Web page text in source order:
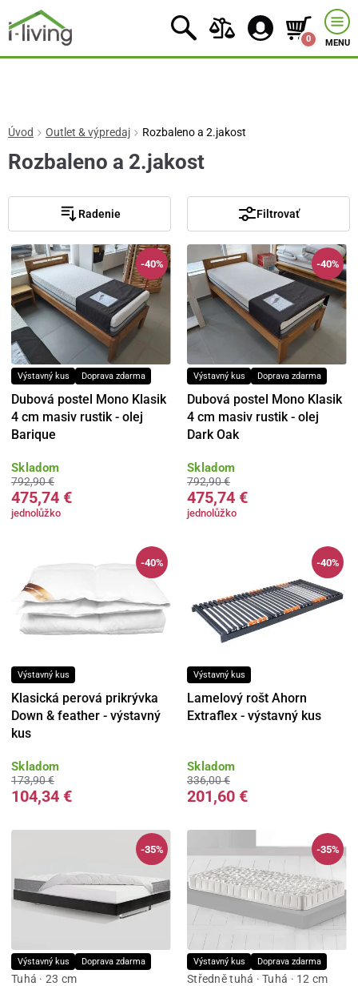
0 MENU
Úvod Outlet & výpredaj Rozbaleno a 2.jakost
Rozbaleno a 2.jakost
Radenie Filtrovať
-40%
Výstavný kus Doprava zdarma
Dubová postel Mono Klasik
4 cm masiv rustik - olej
Barique
Skladom
792,90 €
475,74 €
jednolůžko
-40%
Výstavný kus Doprava zdarma
Dubová postel Mono Klasik
4 cm masiv rustik - olej
Dark Oak
Skladom
792,90 €
475,74 €
jednolůžko
-40%
Výstavný kus
Klasická perová prikrývka
Down & feather - výstavný
kus
Skladom
173,90 €
104,34 €
-40%
Výstavný kus
Lamelový rošt Ahorn
Extraflex - výstavný kus
Skladom
336,00 €
201,60 €
-35%
Výstavný kus Doprava zdarma
Tuhá · 23 cm
-35%
Výstavný kus Doprava zdarma
Středně tuhá · Tuhá · 12 cm